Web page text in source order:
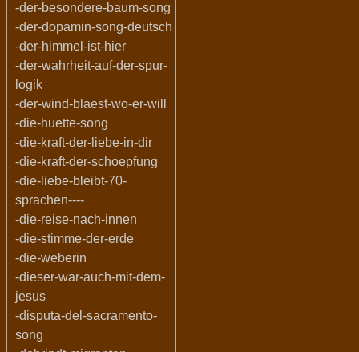
-der-besondere-baum-song
-der-dopamin-song-deutsch
-der-himmel-ist-hier
-der-wahrheit-auf-der-spur-
logik
-der-wind-blaest-wo-er-will
-die-huette-song
-die-kraft-der-liebe-in-dir
-die-kraft-der-schoepfung
-die-liebe-bleibt-70-
sprachen----
-die-reise-nach-innen
-die-stimme-der-erde
-die-weberin
-dieser-war-auch-mit-dem-
jesus
-disputa-del-sacramento-
song